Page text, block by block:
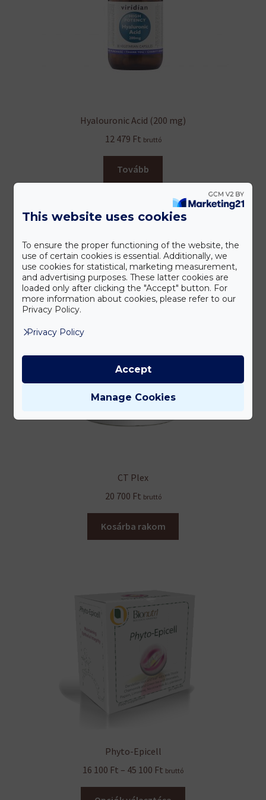
Hyalouronic Acid (200 mg)
12 479 Ft bruttó
Tovább
CT Plex
20 700 Ft bruttó
Kosárba rakom
Phyto-Epicell
16 100 Ft – 45 100 Ft Ártartomány:
bruttó
This website uses cookies
To ensure the proper functioning of the website, the
use of certain cookies is essential. Additionally, we
use cookies for statistical, marketing measurement,
and advertising purposes. These latter cookies are
loaded only after clicking the "Accept" button. For
more information about cookies, please refer to our
Privacy Policy.
Privacy Policy
Manage Cookies
Accept